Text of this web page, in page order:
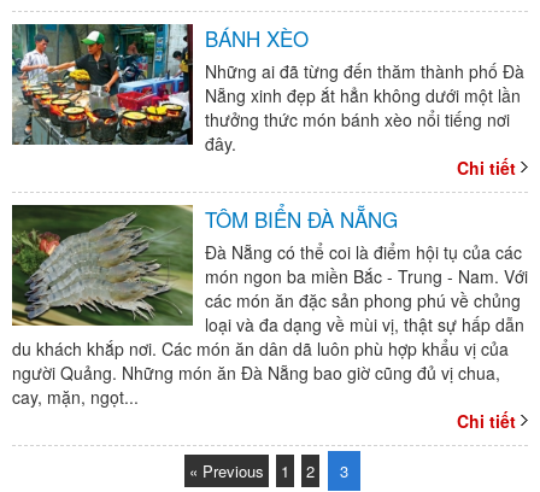
BÁNH XÈO
Những ai đã từng đến thăm thành phố Đà
Nẵng xinh đẹp ắt hẳn không dưới một lần
thưởng thức món bánh xèo nổi tiếng nơi
đây.
Chi tiết
TÔM BIỂN ĐÀ NẴNG
Đà Nẵng có thể coi là điểm hội tụ của các
món ngon ba miền Bắc - Trung - Nam. Với
các món ăn đặc sản phong phú về chủng
loại và đa dạng về mùi vị, thật sự hấp dẫn
du khách khắp nơi. Các món ăn dân dã luôn phù hợp khẩu vị của
người Quảng. Những món ăn Đà Nẵng bao giờ cũng đủ vị chua,
cay, mặn, ngọt...
Chi tiết
« Previous 1 2 3